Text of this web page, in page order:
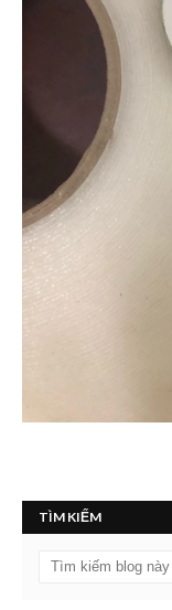
TÌM KIẾM